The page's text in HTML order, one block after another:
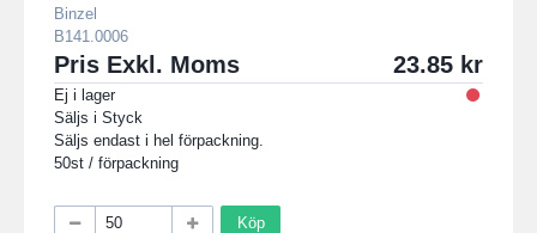
Binzel
B141.0006
Pris Exkl. Moms 23.85
Ej i lager
Säljs i Styck
Säljs endast i hel förpackning.
50st / förpackning
Köp